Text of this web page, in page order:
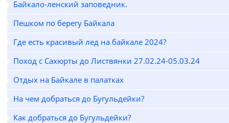
Байкало-ленский заповедник.
Пешком по берегу Байкала
Где есть красивый лед на байкале 2024?
Поход с Сахюрты до Листвянки 27.02.24-05.03.24
Отдых на Байкале в палатках
На чем добраться до Бугульдейки?
Как добраться до Бугульдейки?